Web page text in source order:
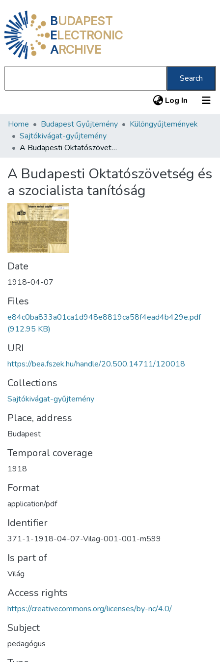
BUDAPEST
ELECTRONIC
ARCHIVE
Search
Log In (current)
Communities & Collections
All of DSpace
Home Budapest Gyűjtemény
Különgyűjtemények
Sajtókivágat-gyűjtemény
A Budapesti Oktatószövetség és a szocialista tanítóság
A Budapesti Oktatószövetség és
a szocialista tanítóság
Date
1918-04-07
Files
e84c0ba833a01ca1d948e8819ca58f4ead4b429e.pdf
(912.95 KB)
URI
https://bea.fszek.hu/handle/20.500.14711/120018
Collections
Sajtókivágat-gyűjtemény
Place, address
Budapest
Temporal coverage
1918
Format
application/pdf
Identifier
371-1-1918-04-07-Vilag-001-001-m599
Is part of
Világ
Access rights
https://creativecommons.org/licenses/by-nc/4.0/
Subject
pedagógus